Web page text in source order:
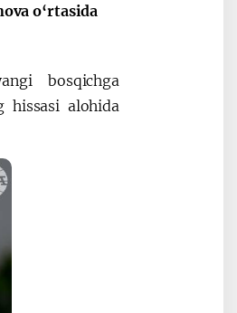
o‘rtasida
bosqichga
hissasi alohida